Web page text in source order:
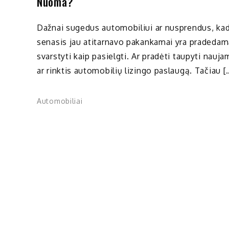
Dažnai sugedus automobiliui ar nusprendus, kad
senasis jau atitarnavo pakankamai yra
svarstyti kaip pasielgti. Ar pradėti taupyti
ar rinktis automobilių lizingo paslaugą. Tačiau
Automobiliai